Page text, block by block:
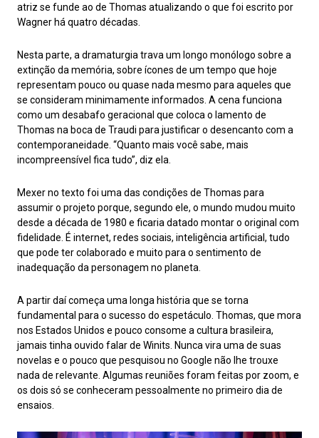
atriz se funde ao de Thomas atualizando o que foi escrito por
Wagner há quatro décadas.
Nesta parte, a dramaturgia trava um longo monólogo sobre a
extinção da memória, sobre ícones de um tempo que hoje
representam pouco ou quase nada mesmo para aqueles que
se consideram minimamente informados. A cena funciona
como um desabafo geracional que coloca o lamento de
Thomas na boca de Traudi para justificar o desencanto com a
contemporaneidade. “Quanto mais você sabe, mais
incompreensível fica tudo”, diz ela.
Mexer no texto foi uma das condições de Thomas para
assumir o projeto porque, segundo ele, o mundo mudou muito
desde a década de 1980 e ficaria datado montar o original com
fidelidade. É internet, redes sociais, inteligência artificial, tudo
que pode ter colaborado e muito para o sentimento de
inadequação da personagem no planeta.
A partir daí começa uma longa história que se torna
fundamental para o sucesso do espetáculo. Thomas, que mora
nos Estados Unidos e pouco consome a cultura brasileira,
jamais tinha ouvido falar de Winits. Nunca vira uma de suas
novelas e o pouco que pesquisou no Google não lhe trouxe
nada de relevante. Algumas reuniões foram feitas por zoom, e
os dois só se conheceram pessoalmente no primeiro dia de
ensaios.